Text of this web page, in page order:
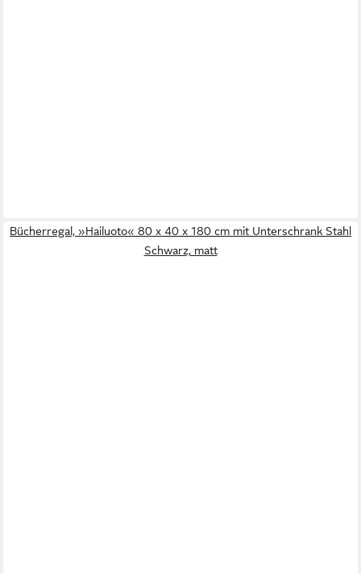
Bücherregal, »Hailuoto« 80 x 40 x 180 cm mit Unterschrank Stahl
Schwarz, matt